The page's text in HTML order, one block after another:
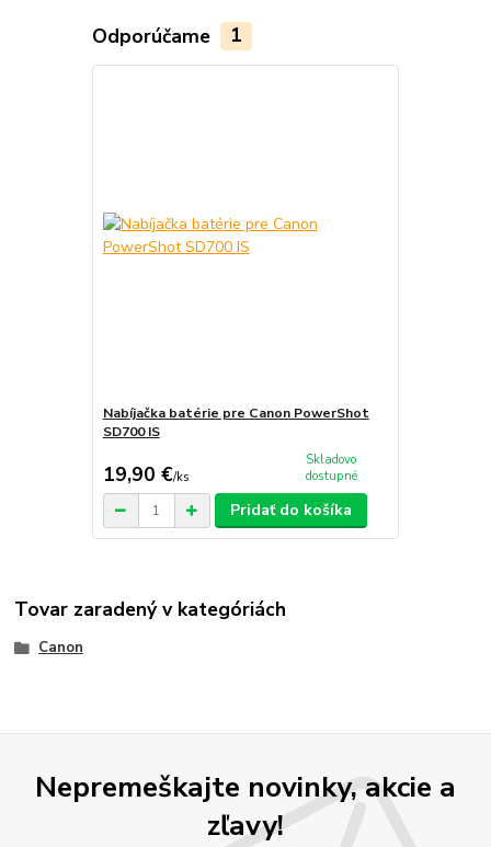
Odporúčame 1
Nabíjačka batérie pre Canon PowerShot
SD700 IS
19,90 €/ks
Skladovo
dostupné
Pridať do košíka
Tovar zaradený v kategóriách
Canon
Nepremeškajte novinky, akcie a
zľavy!